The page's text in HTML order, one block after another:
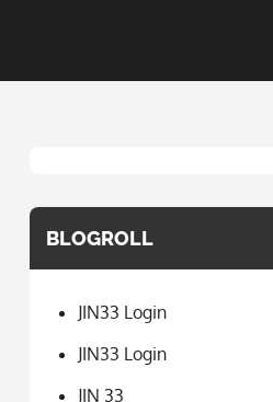
BLOGROLL
JIN33 Login
JIN33 Login
JIN 33